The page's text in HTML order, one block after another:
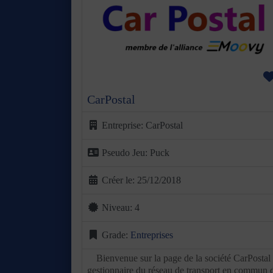
CarPostal
Entreprise: CarPostal
Pseudo Jeu: Puck
Créer le: 25/12/2018
Niveau: 4
Grade: Entreprises
Bienvenue sur la page de la société CarPostal
gestionnaire du réseau de transport en commun